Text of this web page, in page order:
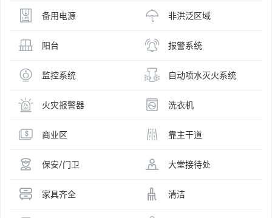
备用电源 非洪泛区域
阳台 报警系统
监控系统 自动喷水灭火系统
火灾报警器 洗衣机
商业区 靠主干道
保安/门卫 大堂接待处
家具齐全 清洁